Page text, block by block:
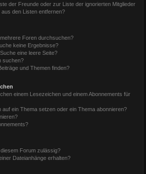
der Freunde oder zur Liste der ignorierten Mitglieder
den Listen entfernen?
Foren durchsuchen?
keine Ergebnisse?
eine leere Seite?
suchen?
und Themen finden?
einem Lesezeichen und einem Abonnements für
ein Thema setzen oder ein Thema abonnieren?
Forum zulässig?
Dateianhänge erhalten?